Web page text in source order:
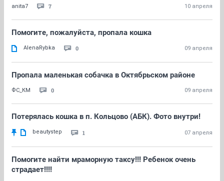
anita7 7 10 апреля
Помогите, пожалуйста, пропала кошка
AlenaRybka 0 09 апреля
Пропала маленькая собачка в Октябрьском районе
ФС_КМ 0 09 апреля
Потерялась кошка в п. Кольцово (АБК). Фото внутри!
beautystep 1 07 апреля
Помогите найти мраморную таксу!!! Ребенок очень
страдает!!!!